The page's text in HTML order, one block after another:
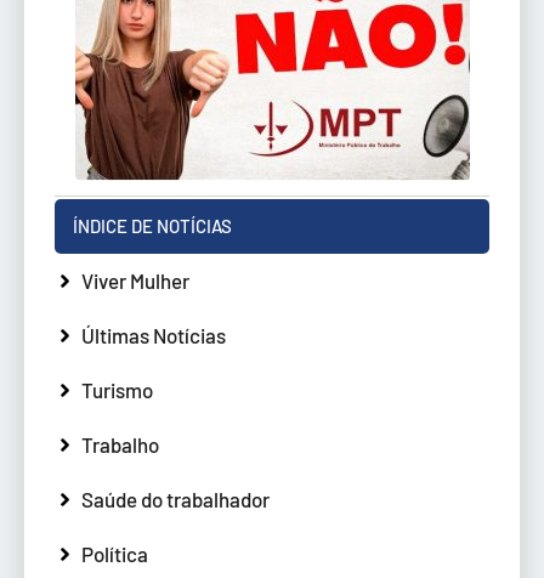
ÍNDICE DE NOTÍCIAS
Viver Mulher
Últimas Notícias
Turismo
Trabalho
Saúde do trabalhador
Política